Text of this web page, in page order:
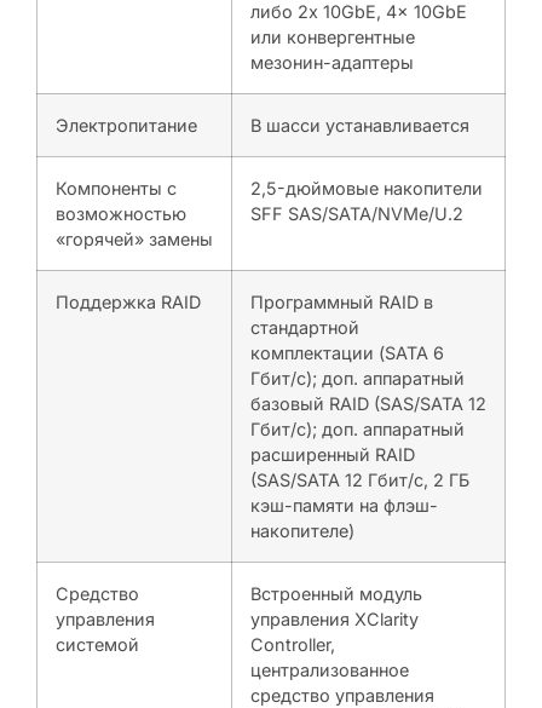
либо 2x 10GbE, 4x 10GbE
или конвергентные
мезонин-адаптеры
Электропитание В шасси устанавливается
Компоненты с
возможностью
«горячей» замены
2,5-дюймовые накопители
SFF SAS/SATA/NVMe/U.2
Поддержка RAID
Программный RAID в
стандартной
комплектации (SATA 6
Гбит/с); доп. аппаратный
базовый RAID (SAS/SATA 12
Гбит/с); доп. аппаратный
расширенный RAID
(SAS/SATA 12 Гбит/с, 2 ГБ
кэш-памяти на флэш-
накопителе)
Средство
управления
системой
Встроенный модуль
управления XClarity
Controller,
централизованное
средство управления